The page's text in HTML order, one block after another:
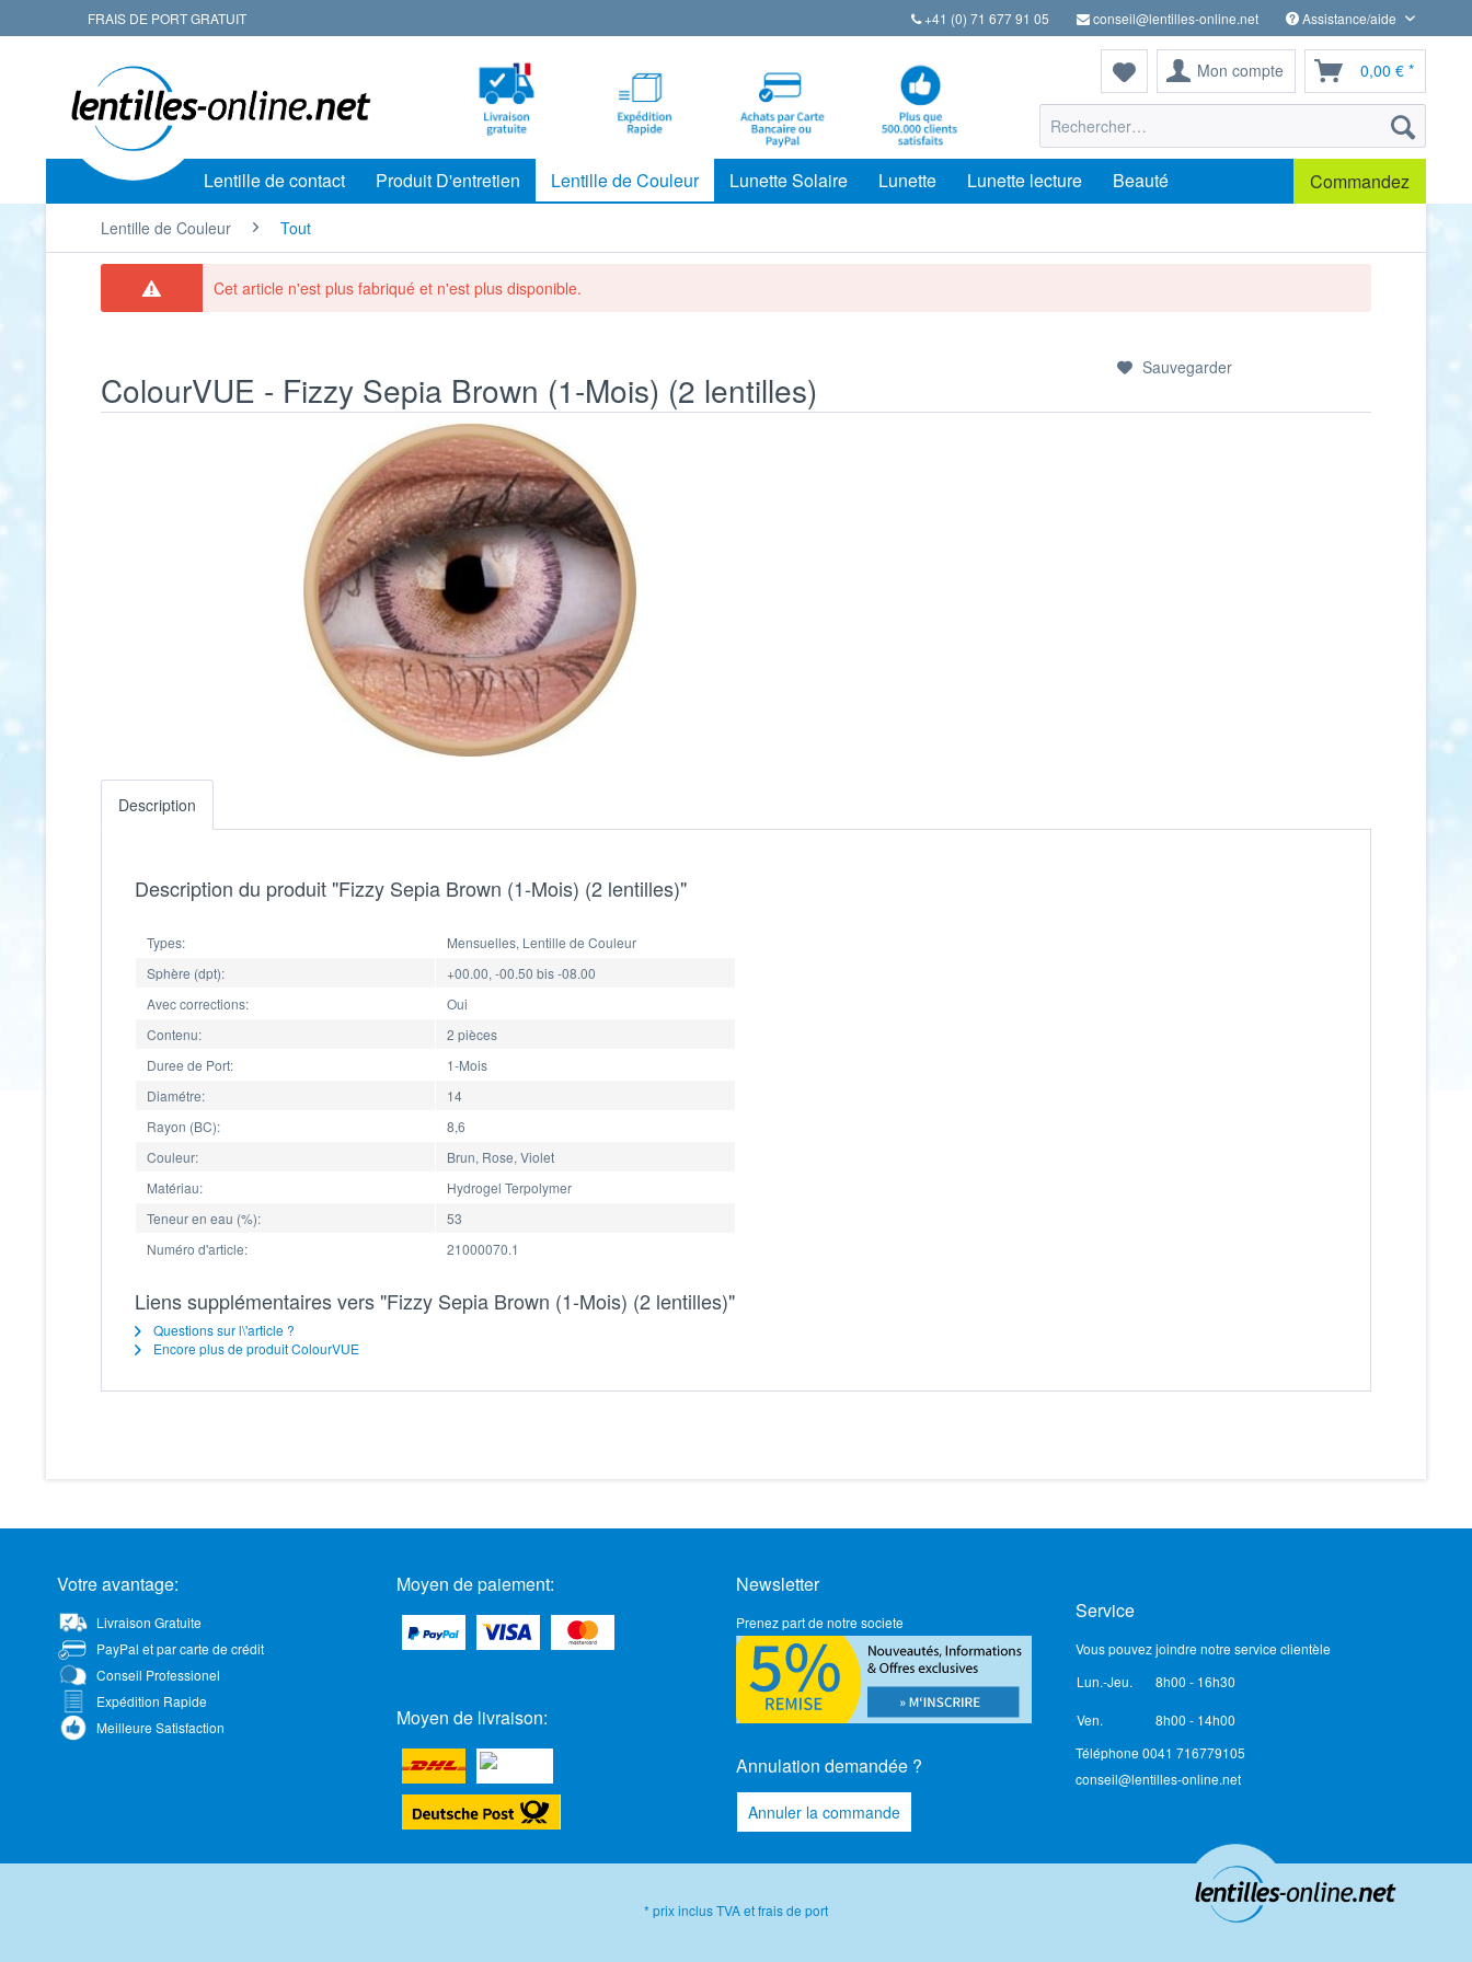
FRAIS DE PORT GRATUIT +41 (0) 71 677 91 05 conseil@lentilles-online.net Assistance/aide
Mon compte 0,00 € *
Lentille de contact Produit D'entretien Lentille de Couleur Lunette Solaire Lunette Lunette lecture Beauté Commandez
Lentille de Couleur Tout
Cet article n'est plus fabriqué et n'est plus disponible.
ColourVUE - Fizzy Sepia Brown (1-Mois) (2 lentilles)
Sauvegarder
Description
Description du produit "Fizzy Sepia Brown (1-Mois) (2 lentilles)"
Types:
Mensuelles, Lentille de Couleur
Sphère (dpt):
+00.00, -00.50 bis -08.00
Avec corrections:
Oui
Contenu:
2 pièces
Duree de Port:
1-Mois
Diamétre:
14
Rayon (BC):
8,6
Couleur:
Brun, Rose, Violet
Matériau:
Hydrogel Terpolymer
Teneur en eau (%):
53
Numéro d'article:
21000070.1
Liens supplémentaires vers "Fizzy Sepia Brown (1-Mois) (2 lentilles)"
Questions sur l\'article ?
Encore plus de produit ColourVUE
Votre avantage:
Livraison Gratuite
PayPal et par carte de crédit
Conseil Professionel
Expédition Rapide
Meilleure Satisfaction
Moyen de paiement:
Moyen de livraison:
Newsletter
Prenez part de notre societe
Annulation demandée ?
Annuler la commande
Service
Vous pouvez joindre notre service clientèle
Lun.-Jeu.
8h00 - 16h30
Ven.
8h00 - 14h00
Téléphone 0041 716779105
conseil@lentilles-online.net
* prix inclus TVA et frais de port